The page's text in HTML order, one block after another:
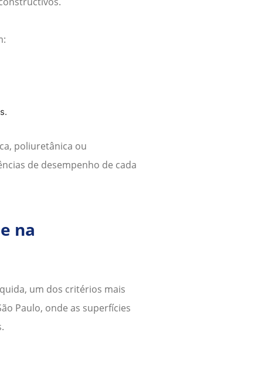
poliuretânica ou
de desempenho de cada
na
um dos critérios mais
Paulo, onde as superfícies